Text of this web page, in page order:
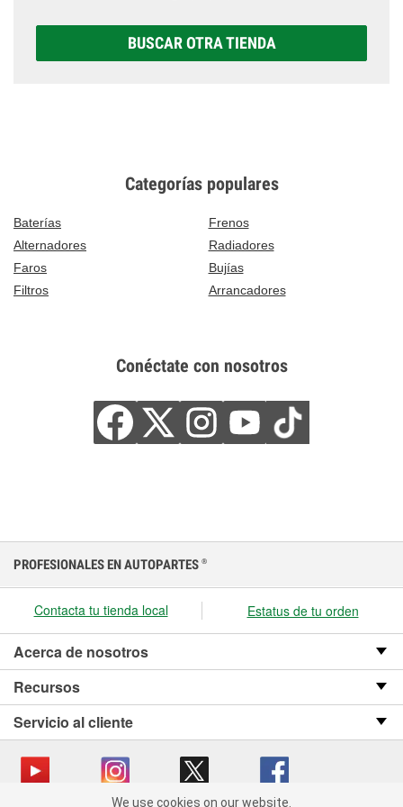
BUSCAR OTRA TIENDA
Categorías populares
Baterías
Frenos
Alternadores
Radiadores
Faros
Bujías
Filtros
Arrancadores
Conéctate con nosotros
PROFESIONALES EN AUTOPARTES ®
Contacta tu tienda local Estatus de tu orden
Acerca de nosotros
Recursos
Servicio al cliente
We use cookies on our website.